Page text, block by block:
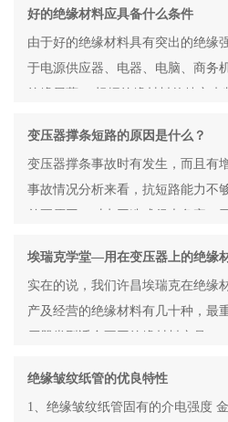
好的绝缘材料应具备什么条件
由于好的绝缘材料具有突出的绝缘
于电源供应器、电器、电脑、商务
绝缘屏蔽。 根据绝缘材料的特
变压器撑条短路的原因是什么？
变压器撑条事故时有发生，而且有
事故情况分析来看，抗短路能力不
首要原因，对电网造成很大危害，
埃瑞克学堂—用在变压器上的绝缘
实在的说，我们许昌埃瑞克在绝缘
产及经营的绝缘材料有几十种，最
压器类型适合不同绝缘材料产品！
绝缘皱纹纸管的优良特性
1、绝缘皱纹纸管固有的介电强度